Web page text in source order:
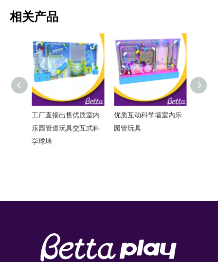
相关产品
工厂直接出售优质室内
乐园管道玩具交互式科
学球墙
优质互动科学墙室内乐
园管玩具